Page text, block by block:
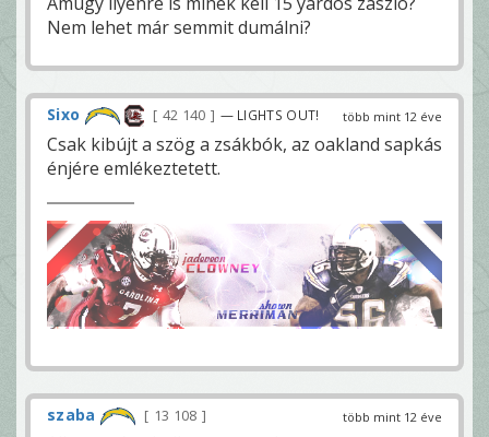
Nem lehet már semmit dumálni?
több mint 12 éve
Sixo 42 140 — LIGHTS OUT!
Csak kibújt a szög a zsákbók, az oakland sapkás
énjére emlékeztetett.
több mint 12 éve
szaba 13 108